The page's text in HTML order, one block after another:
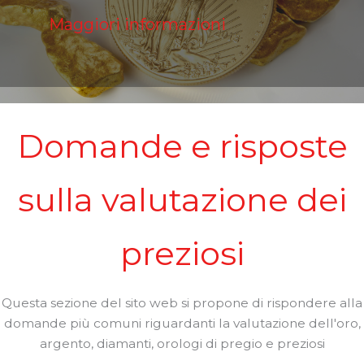
Maggiori informazioni
Domande e risposte
sulla valutazione dei
preziosi
Questa sezione del sito web si propone di rispondere alla
domande più comuni riguardanti la valutazione dell'oro,
argento, diamanti, orologi di pregio e preziosi